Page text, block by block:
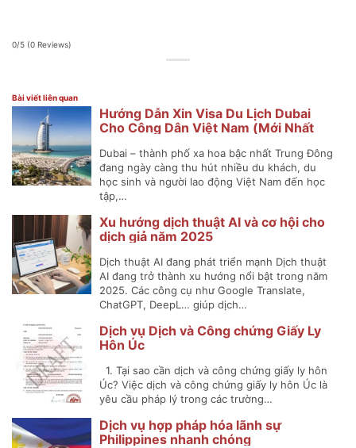
0/5 (0 Reviews)
Bài viết liên quan
Hướng Dẫn Xin Visa Du Lịch Dubai
Cho Công Dân Việt Nam (Mới Nhất
Dubai – thành phố xa hoa bậc nhất Trung Đông
đang ngày càng thu hút nhiều du khách, du
học sinh và người lao động Việt Nam đến học
tập,…
Xu hướng dịch thuật AI và cơ hội cho
dịch giả năm 2025
Dịch thuật AI đang phát triển mạnh Dịch thuật
AI đang trở thành xu hướng nổi bật trong năm
2025. Các công cụ như Google Translate,
ChatGPT, DeepL… giúp dịch…
Dịch vụ Dịch và Công chứng Giấy Ly
Hôn Úc
1. Tại sao cần dịch và công chứng giấy ly hôn
Úc? Việc dịch và công chứng giấy ly hôn Úc là
yêu cầu pháp lý trong các trường…
Dịch vụ hợp pháp hóa lãnh sự
Philippines nhanh chóng